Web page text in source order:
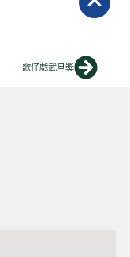
歌仔戲武旦獎下一